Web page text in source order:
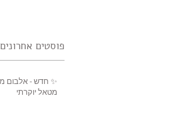
פוסטים אחרונים
✨ חדש - אלבום
מטאל יוקרתי